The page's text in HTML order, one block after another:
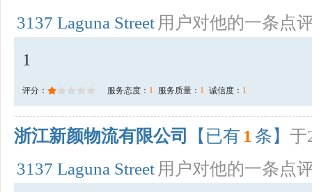
3137 Laguna Street 用户对他的一条点
1
评分： 服务态度： 1 服务质量： 1 诚信度： 1
浙江新颜物流有限公司 【已有 1 条】 于
3137 Laguna Street 用户对他的一条点